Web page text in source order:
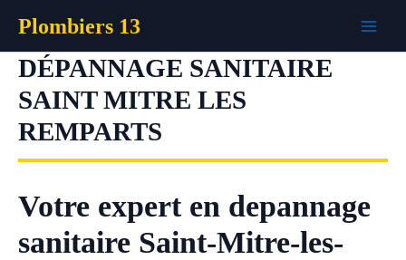
contenu
Plombiers 13
DÉPANNAGE SANITAIRE
SAINT MITRE LES
REMPARTS
Votre expert en depannage
sanitaire Saint-Mitre-les-